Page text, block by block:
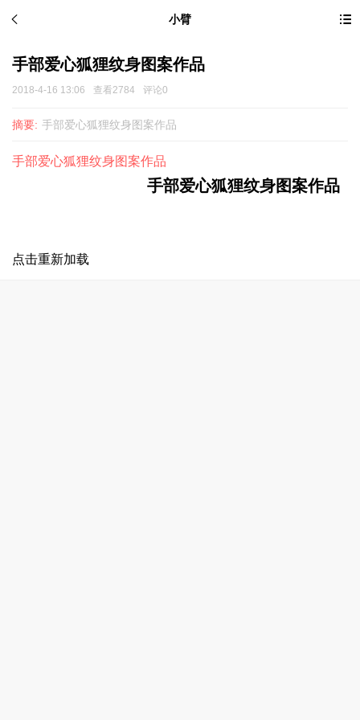
小臂
手部爱心狐狸纹身图案作品
2018-4-16 13:06 查看2784 评论0
摘要: 手部爱心狐狸纹身图案作品
手部爱心狐狸纹身图案作品
手部爱心狐狸纹身图案作品
点击重新加载